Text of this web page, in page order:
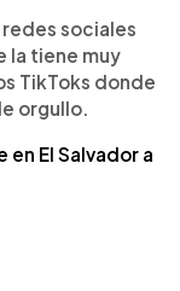
sociales
la tiene muy
TikToks donde
orgullo.
en El Salvador a